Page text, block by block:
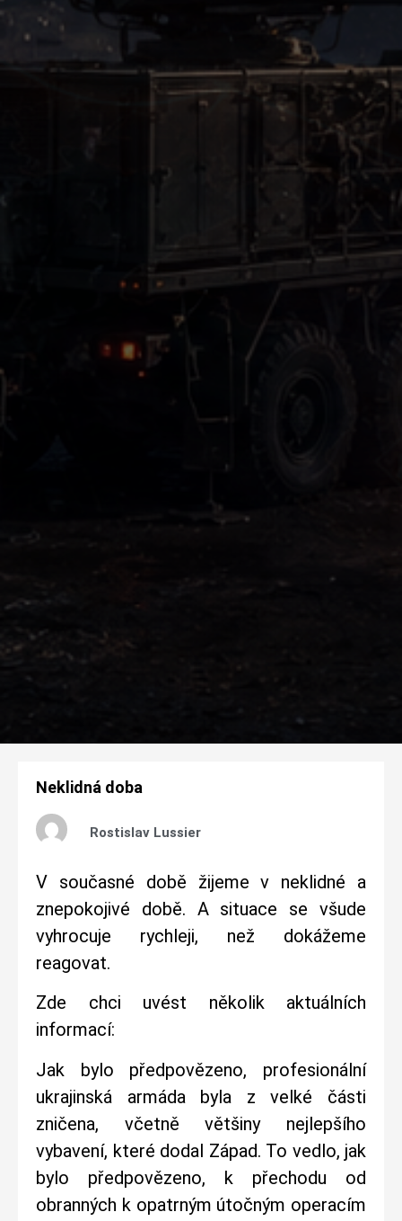
Neklidná doba
Rostislav Lussier
V současné době žijeme v neklidné a
znepokojivé době. A situace se všude
vyhrocuje rychleji, než dokážeme
reagovat.
Zde chci uvést několik aktuálních
informací:
Jak bylo předpovězeno, profesionální
ukrajinská armáda byla z velké části
zničena, včetně většiny nejlepšího
vybavení, které dodal Západ. To vedlo, jak
bylo předpovězeno, k přechodu od
obranných k opatrným útočným operacím